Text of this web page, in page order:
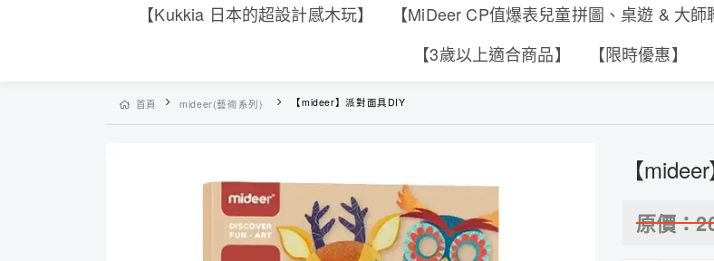
【Kukkia 日本的超設計感木玩】
【MiDeer CP值爆表兒童拼圖、桌遊 & 大師
【3歲以上適合商品】
【限時優惠】
首頁 mideer(藝術系列) 【mideer】派對面具DIY
【
原價：